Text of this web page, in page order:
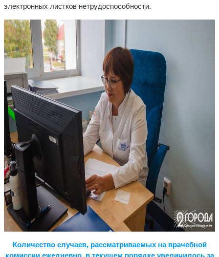
электронных листков нетрудоспособности.
Количество случаев, рассматриваемых на врачебной
комиссии ежедневно, в текущем порядке увеличилось за